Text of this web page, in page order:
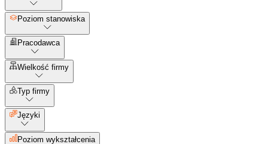
Poziom stanowiska
Pracodawca
Wielkość firmy
Typ firmy
Języki
Poziom wykształcenia